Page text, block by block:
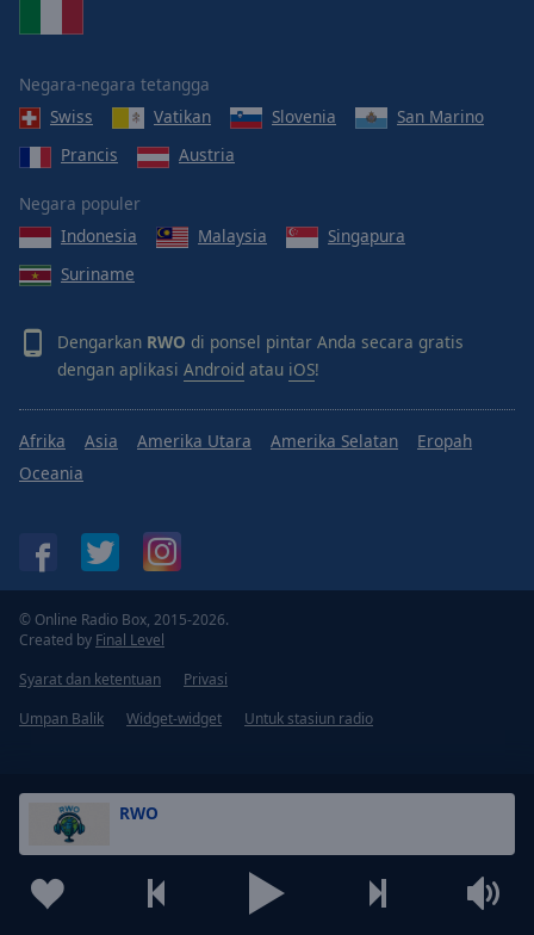
RWO
Negara-negara tetangga
Swiss
Vatikan Slovenia
San Marino
Prancis
Austria
Negara populer
Indonesia
Malaysia
Singapura
Suriname
Dengarkan RWO di ponsel pintar Anda secara gratis
dengan aplikasi Android atau iOS!
Afrika Asia Amerika Utara Amerika Selatan
Eropah
Oceania
© Online Radio Box, 2015-2026.
Created by Final Level
Syarat dan ketentuan
Privasi
Umpan Balik
Widget-widget Untuk stasiun radio